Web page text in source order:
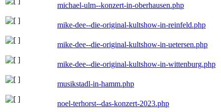
michael-ulm--konzert-in-oberhausen.php
mike-dee--die-original-kultshow-in-reinfeld.php
mike-dee--die-original-kultshow-in-uetersen.php
mike-dee--die-original-kultshow-in-wittenburg.php
musikstadl-in-hamm.php
noel-terhorst--das-konzert-2023.php